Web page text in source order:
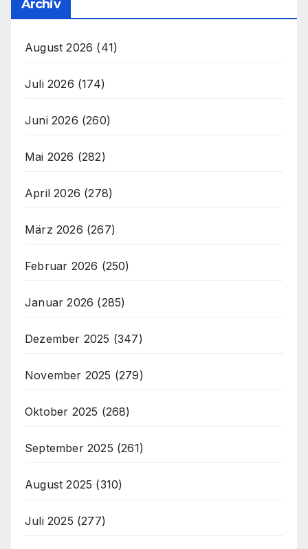
Archiv
August 2026 (41)
Juli 2026 (174)
Juni 2026 (260)
Mai 2026 (282)
April 2026 (278)
März 2026 (267)
Februar 2026 (250)
Januar 2026 (285)
Dezember 2025 (347)
November 2025 (279)
Oktober 2025 (268)
September 2025 (261)
August 2025 (310)
Juli 2025 (277)